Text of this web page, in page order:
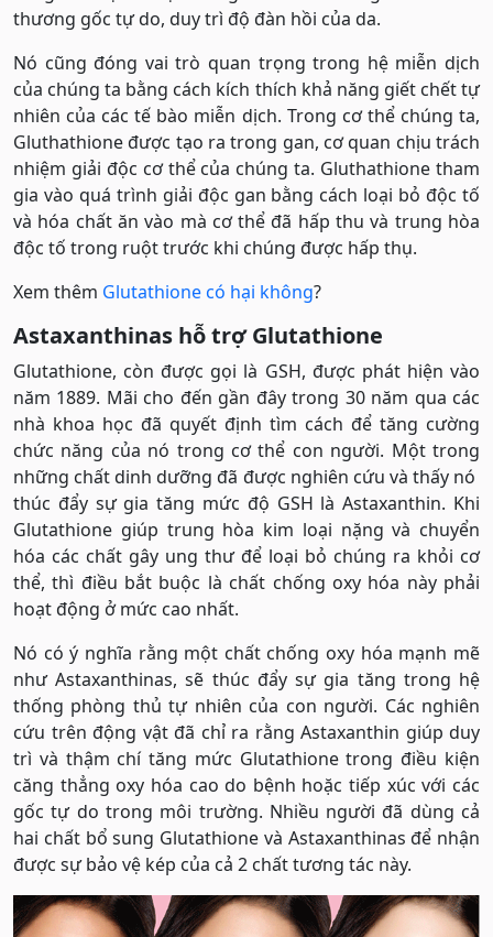
thương gốc tự do, duy trì độ đàn hồi của da.
Nó cũng đóng vai trò quan trọng trong hệ miễn dịch
của chúng ta bằng cách kích thích khả năng giết chết tự
nhiên của các tế bào miễn dịch. Trong cơ thể chúng ta,
Gluthathione được tạo ra trong gan, cơ quan chịu trách
nhiệm giải độc cơ thể của chúng ta. Gluthathione tham
gia vào quá trình giải độc gan bằng cách loại bỏ độc tố
và hóa chất ăn vào mà cơ thể đã hấp thu và trung hòa
độc tố trong ruột trước khi chúng được hấp thụ.
Xem thêm Glutathione có hại không?
Astaxanthinas hỗ trợ Glutathione
Glutathione, còn được gọi là GSH, được phát hiện vào
năm 1889. Mãi cho đến gần đây trong 30 năm qua các
nhà khoa học đã quyết định tìm cách để tăng cường
chức năng của nó trong cơ thể con người. Một trong
những chất dinh dưỡng đã được nghiên cứu và thấy nó
thúc đẩy sự gia tăng mức độ GSH là Astaxanthin. Khi
Glutathione giúp trung hòa kim loại nặng và chuyển
hóa các chất gây ung thư để loại bỏ chúng ra khỏi cơ
thể, thì điều bắt buộc là chất chống oxy hóa này phải
hoạt động ở mức cao nhất.
Nó có ý nghĩa rằng một chất chống oxy hóa mạnh mẽ
như Astaxanthinas, sẽ thúc đẩy sự gia tăng trong hệ
thống phòng thủ tự nhiên của con người. Các nghiên
cứu trên động vật đã chỉ ra rằng Astaxanthin giúp duy
trì và thậm chí tăng mức Glutathione trong điều kiện
căng thẳng oxy hóa cao do bệnh hoặc tiếp xúc với các
gốc tự do trong môi trường. Nhiều người đã dùng cả
hai chất bổ sung Glutathione và Astaxanthinas để nhận
được sự bảo vệ kép của cả 2 chất tương tác này.